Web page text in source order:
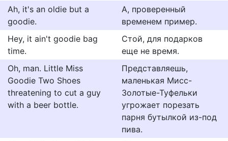
Ah, it's an oldie but a
goodie.
А, проверенный
временем пример.
Hey, it ain't goodie bag
time.
Стой, для подарков
еще не время.
Oh, man. Little Miss
Goodie Two Shoes
threatening to cut a guy
with a beer bottle.
Представляешь,
маленькая Мисс-
Золотые-Туфельки
угрожает порезать
парня бутылкой из-под
пива.